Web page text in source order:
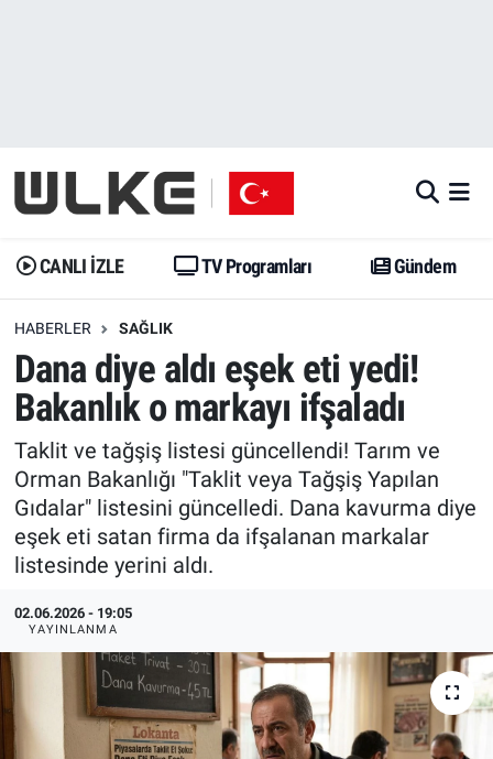
CANLI İZLE TV Programları Gündem
HABERLER SAĞLIK
Dana diye aldı eşek eti yedi!
Bakanlık o markayı ifşaladı
Taklit ve tağşiş listesi güncellendi! Tarım ve
Orman Bakanlığı "Taklit veya Tağşiş Yapılan
Gıdalar" listesini güncelledi. Dana kavurma diye
eşek eti satan firma da ifşalanan markalar
listesinde yerini aldı.
02.06.2026 - 19:05
YAYINLANMA
Gündem
Dünya
Erişim Bilgileri
Ekonomi
Trend
Özel Haberler
Gündem
Trend
Erişim Bilgileri
Spor
Ekonomi
Dünya
Kadın
İstanbul Namaz Vakitleri
Trafik Durumu
Erişim Bilgileri
Tüm Manşetler
Son Dakika Haberleri
Haber Arşivi